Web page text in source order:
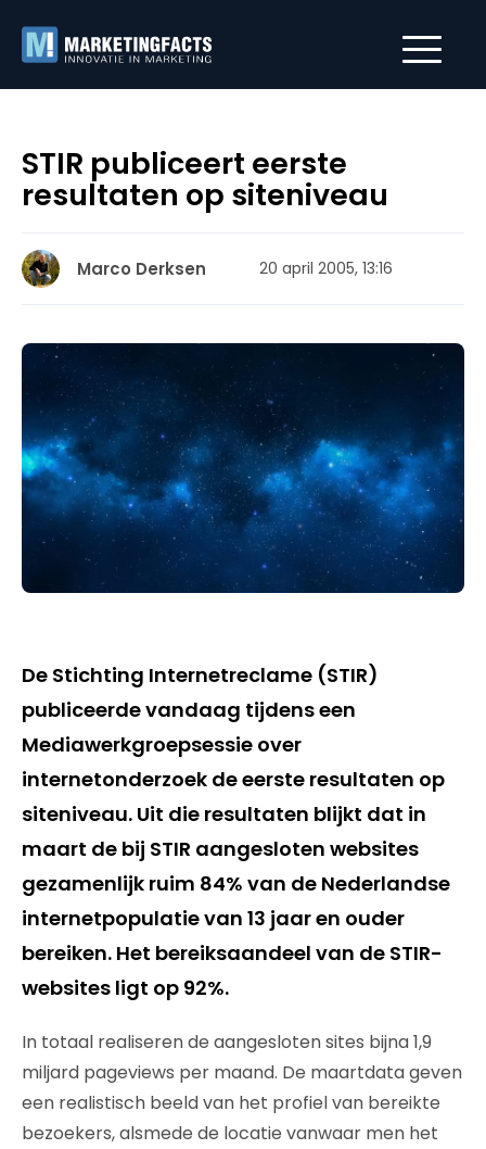
STIR publiceert eerste
resultaten op siteniveau
Marco Derksen 20 april 2005, 13:16
De Stichting Internetreclame (STIR)
publiceerde vandaag tijdens een
Mediawerkgroepsessie over
internetonderzoek de eerste resultaten op
siteniveau. Uit die resultaten blijkt dat in
maart de bij STIR aangesloten websites
gezamenlijk ruim 84% van de Nederlandse
internetpopulatie van 13 jaar en ouder
bereiken. Het bereiksaandeel van de STIR-
websites ligt op 92%.
In totaal realiseren de aangesloten sites bijna 1,9
miljard pageviews per maand. De maartdata geven
een realistisch beeld van het profiel van bereikte
bezoekers, alsmede de locatie vanwaar men het